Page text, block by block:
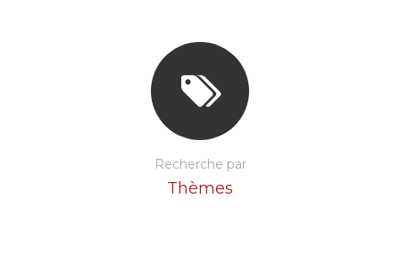
Recherche par
Thèmes